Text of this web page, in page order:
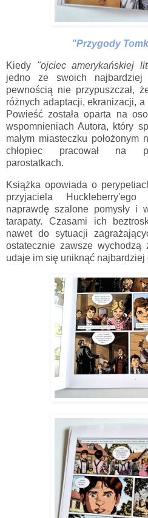
"Przygody
Kiedy "ojciec amerykańskiej
jedno ze swoich
pewnością nie przypuszczał,
różnych adaptacji, ekranizacji,
Powieść została oparta na
wspomnieniach Autora, który
małym miasteczku
chłopiec pracował na
parostatkach.
Książka opowiada o
przyjaciela
naprawdę szalone pomysły i
tarapaty. Czasami ich
nawet do sytuacji
ostatecznie zawsze wychodzą
udaje im się uniknąć